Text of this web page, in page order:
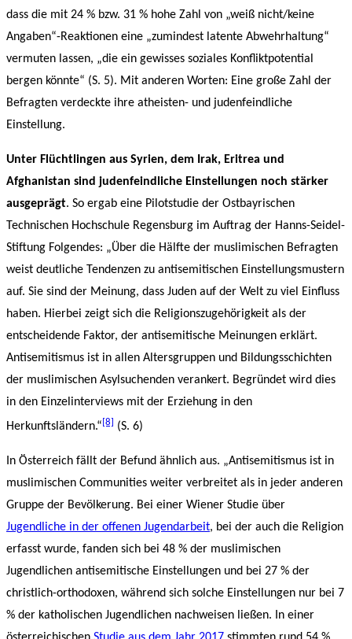
dass die mit 24 % bzw. 31 % hohe Zahl von „weiß nicht/keine
Angaben“-Reaktionen eine „zumindest latente Abwehrhaltung“
vermuten lassen, „die ein gewisses soziales Konfliktpotential
bergen könnte“ (S. 5). Mit anderen Worten: Eine große Zahl der
Befragten verdeckte ihre atheisten- und judenfeindliche
Einstellung.
Unter Flüchtlingen aus Syrien, dem Irak, Eritrea und
Afghanistan sind judenfeindliche Einstellungen noch stärker
ausgeprägt. So ergab eine Pilotstudie der Ostbayrischen
Technischen Hochschule Regensburg im Auftrag der Hanns-Seidel-
Stiftung Folgendes: „Über die Hälfte der muslimischen Befragten
weist deutliche Tendenzen zu antisemitischen Einstellungsmustern
auf. Sie sind der Meinung, dass Juden auf der Welt zu viel Einfluss
haben. Hierbei zeigt sich die Religionszugehörigkeit als der
entscheidende Faktor, der antisemitische Meinungen erklärt.
Antisemitismus ist in allen Altersgruppen und Bildungsschichten
der muslimischen Asylsuchenden verankert. Begründet wird dies
in den Einzelinterviews mit der Erziehung in den
Herkunftsländern.“ [8] (S. 6)
In Österreich fällt der Befund ähnlich aus. „Antisemitismus ist in
muslimischen Communities weiter verbreitet als in jeder anderen
Gruppe der Bevölkerung. Bei einer Wiener Studie über
Jugendliche in der offenen Jugendarbeit, bei der auch die Religion
erfasst wurde, fanden sich bei 48 % der muslimischen
Jugendlichen antisemitische Einstellungen und bei 27 % der
christlich-orthodoxen, während sich solche Einstellungen nur bei 7
% der katholischen Jugendlichen nachweisen ließen. In einer